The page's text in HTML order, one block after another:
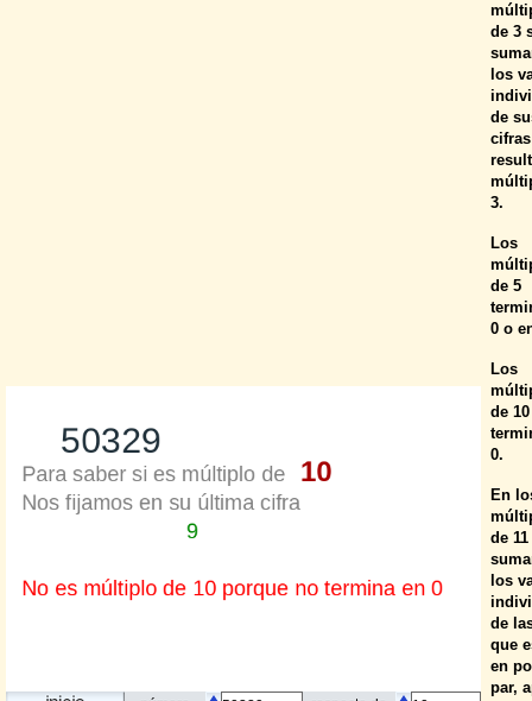
de 3
los
de
cifras
3.
Los
de 5
0 o
Los
de 10
0.
En
de
los
de
que
en
par,